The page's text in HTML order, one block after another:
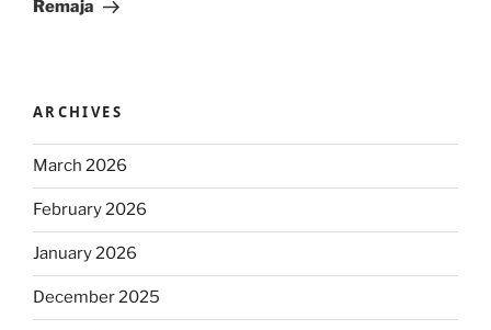
Remaja
ARCHIVES
March 2026
February 2026
January 2026
December 2025